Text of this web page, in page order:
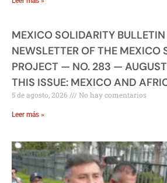
MEXICO SOLIDARITY
NEWSLETTER OF THE MEXICO
PROJECT — NO. 283 —
THIS ISSUE: MEXICO AND
5 de agosto, 2026 No hay comentarios
Leer más »